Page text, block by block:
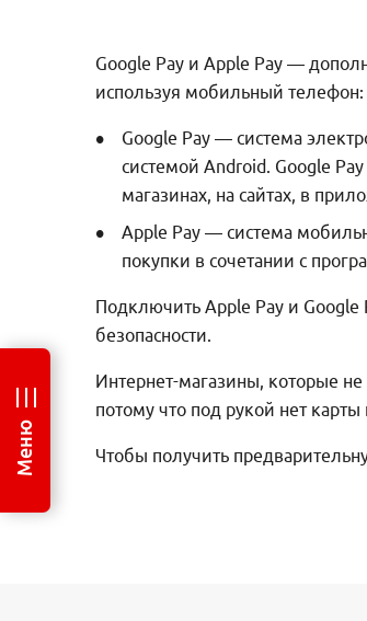
Google Pay и Apple Pay —
используя мобильный телефон:
Google Pay — система
системой Android. Google
магазинах, на сайтах, в
Apple Pay — система
покупки в сочетании с
Подключить Apple Pay и Google
безопасности.
Интернет-магазины, которые
потому что под рукой нет
Чтобы получить
Меню